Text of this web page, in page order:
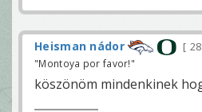
Heisman nádor
"Montoya por favor!"
köszönöm mindenkinek